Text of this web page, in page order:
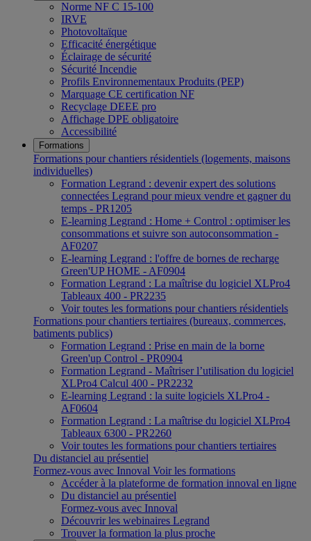
Norme NF C 15-100
IRVE
Photovoltaïque
Efficacité énergétique
Éclairage de sécurité
Sécurité Incendie
Profils Environnementaux Produits (PEP)
Marquage CE certification NF
Recyclage DEEE pro
Affichage DPE obligatoire
Accessibilité
Formations
Formations pour chantiers résidentiels (logements, maisons
individuelles)
Formation Legrand : devenir expert des solutions
connectées Legrand pour mieux vendre et gagner du
temps - PR1205
E-learning Legrand : Home + Control : optimiser les
consommations et suivre son autoconsommation -
AF0207
E-learning Legrand : l'offre de bornes de recharge
Green'UP HOME - AF0904
Formation Legrand : La maîtrise du logiciel XLPro4
Tableaux 400 - PR2235
Voir toutes les formations pour chantiers résidentiels
Formations pour chantiers tertiaires (bureaux, commerces,
batiments publics)
Formation Legrand : Prise en main de la borne
Green'up Control - PR0904
Formation Legrand - Maîtriser l’utilisation du logiciel
XLPro4 Calcul 400 - PR2232
E-learning Legrand : la suite logiciels XLPro4 -
AF0604
Formation Legrand : La maîtrise du logiciel XLPro4
Tableaux 6300 - PR2260
Voir toutes les formations pour chantiers tertiaires
Du distanciel au présentiel
Formez-vous avec Innoval Voir les formations
Accéder à la plateforme de formation innoval en ligne
Du distanciel au présentiel
Formez-vous avec Innoval
Découvrir les webinaires Legrand
Trouver la formation la plus proche